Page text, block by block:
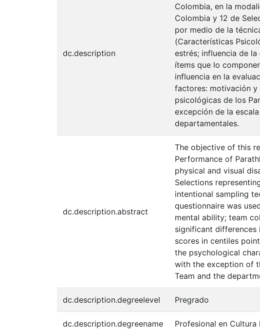
dc.description
Colombia, en la
Colombia y 12 de
por medio de la
(Características
estrés; influencia de
ítems que lo
influencia en la
factores: motivación y
psicológicas de los
excepción de la
departamentales.
dc.description.abstract
The objective of this
Performance of
physical and visual
Selections
intentional sampling
questionnaire was
mental ability; team
significant differences
scores in centiles
the psychological
with the exception of
Team and the
dc.description.degreelevel Pregrado
dc.description.degreename Profesional en